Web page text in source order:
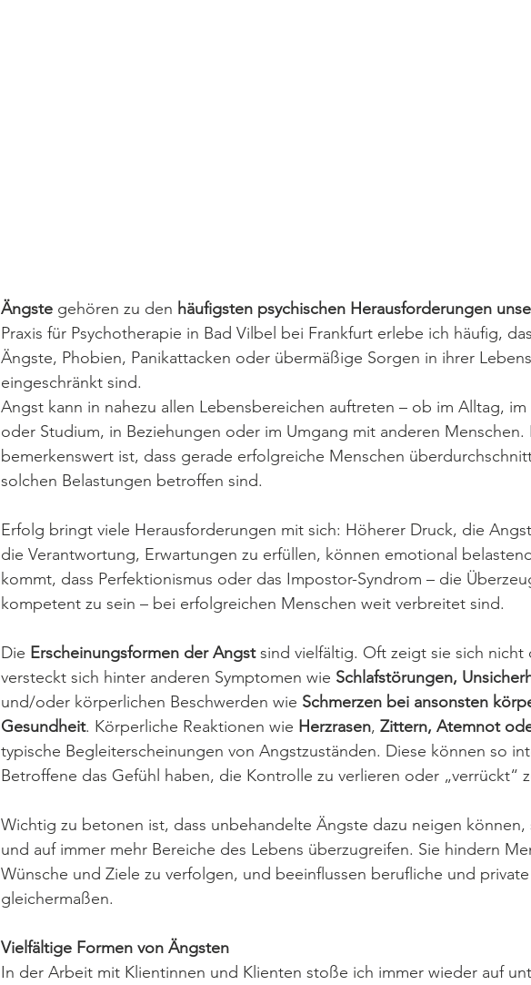
Ängste gehören zu den häufigsten psychischen Herausforderungen
Praxis für Psychotherapie in Bad Vilbel bei Frankfurt erlebe ich häufig,
Ängste, Phobien, Panikattacken oder übermäßige Sorgen in ihrer
eingeschränkt sind.
Angst kann in nahezu allen Lebensbereichen auftreten – ob im Alltag, im
oder Studium, in Beziehungen oder im Umgang mit anderen Menschen.
bemerkenswert ist, dass gerade erfolgreiche Menschen
solchen Belastungen betroffen sind.
Erfolg bringt viele Herausforderungen mit sich: Höherer Druck, die
die Verantwortung, Erwartungen zu erfüllen, können emotional
kommt, dass Perfektionismus oder das Impostor-Syndrom – die
kompetent zu sein – bei erfolgreichen Menschen weit verbreitet sind.
Die Erscheinungsformen der Angst sind vielfältig. Oft zeigt sie sich nicht
versteckt sich hinter anderen Symptomen wie Schlafstörungen,
und/oder körperlichen Beschwerden wie Schmerzen bei ansonsten
Gesundheit. Körperliche Reaktionen wie Herzrasen, Zittern, Atemnot
typische Begleiterscheinungen von Angstzuständen. Diese können so
Betroffene das Gefühl haben, die Kontrolle zu verlieren oder „verrückt“
Wichtig zu betonen ist, dass unbehandelte Ängste dazu neigen können,
und auf immer mehr Bereiche des Lebens überzugreifen. Sie hindern
Wünsche und Ziele zu verfolgen, und beeinflussen berufliche und
gleichermaßen.
Vielfältige Formen von Ängsten
In der Arbeit mit Klientinnen und Klienten stoße ich immer wieder auf